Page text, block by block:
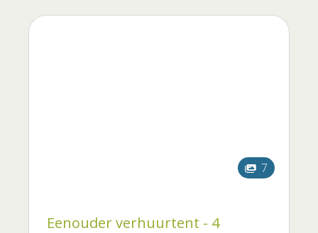
7
Eenouder verhuurtent - 4